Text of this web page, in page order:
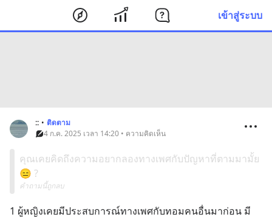
เข้าสู่ระบบ
:: • ติดตาม
4 ก.ค. 2025 เวลา 14:20 • ความคิดเห็น
คุณเคยคิดถึงความอยากลองทางเพศกับปัญหาที่ตามมามั้ย
😑 ?
คำถามนี้ถูกลบ
1 ผู้หญิงเคยมีประสบการณ์ทางเพศกับทอมคนอื่นมาก่อน มี